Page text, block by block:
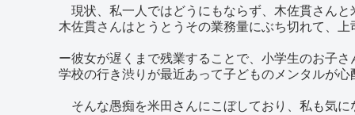
現状、私一人ではどうにもならず、木佐貫さんと
木佐貫さんはとうとうその業務量にぶち切れて、上
ー彼女が遅くまで残業することで、小学生のお子さ
学校の行き渋りが最近あって子どものメンタルが
そんな愚痴を米田さんにこぼしており、私も気に